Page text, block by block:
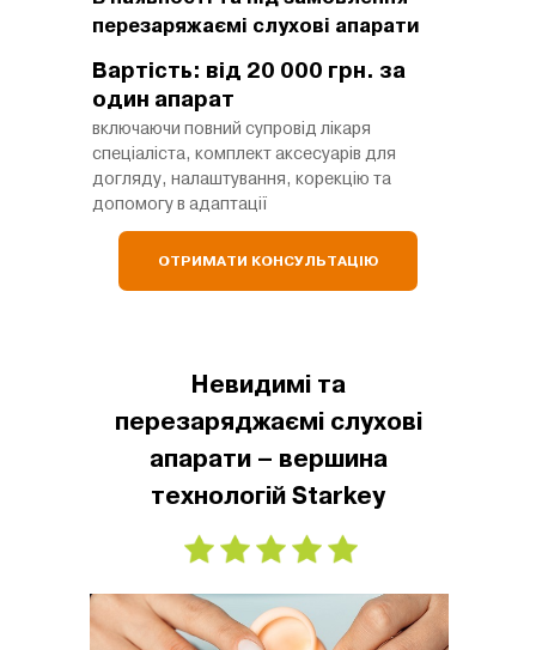
ОТРИМАТИ КОНСУЛЬТАЦІЮ
Вартість: від 20 000 грн. за
один апарат
включаючи повний супровід лікаря
спеціаліста, комплект аксесуарів для
догляду, налаштування, корекцію та
допомогу в адаптації
перезаряжаємі слухові апарати
Невидимі та
перезаряджаємі слухові
апарати – вершина
технологій Starkey